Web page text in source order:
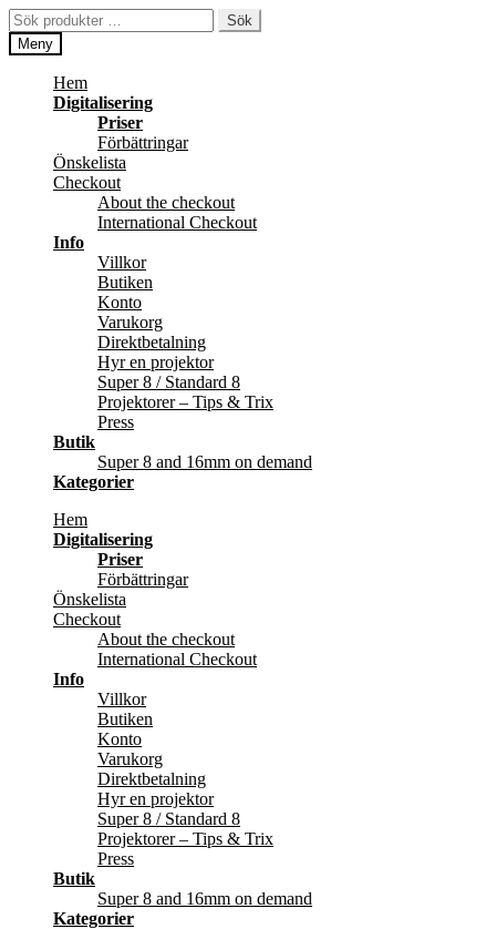
Hoppa
till
navigering
Hoppa
till
innehåll
Sök
efter:
Sök
Meny
Hem
Digitalisering
Priser
Förbättringar
Önskelista
Checkout
About the checkout
International Checkout
Info
Villkor
Butiken
Konto
Varukorg
Direktbetalning
Hyr en projektor
Super 8 / Standard 8
Projektorer – Tips & Trix
Press
Butik
Super 8 and 16mm on demand
Kategorier
Hem
Digitalisering
Priser
Förbättringar
Önskelista
Checkout
About the checkout
International Checkout
Info
Villkor
Butiken
Konto
Varukorg
Direktbetalning
Hyr en projektor
Super 8 / Standard 8
Projektorer – Tips & Trix
Press
Butik
Super 8 and 16mm on demand
Kategorier